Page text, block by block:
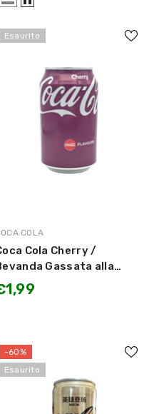
Esaurito
COLA
Cola Cherry /
Gassata alla
330ml
-60%
Esaurito